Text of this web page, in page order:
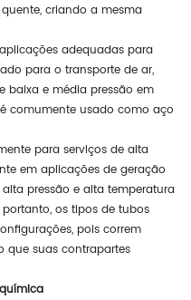
criando a mesma
adequadas para
para o transporte de ar,
baixa e média pressão em
comumente usado como aço
para serviços de alta
em aplicações de geração
pressão e alta temperatura
os tipos de tubos
pois correm
que suas contrapartes